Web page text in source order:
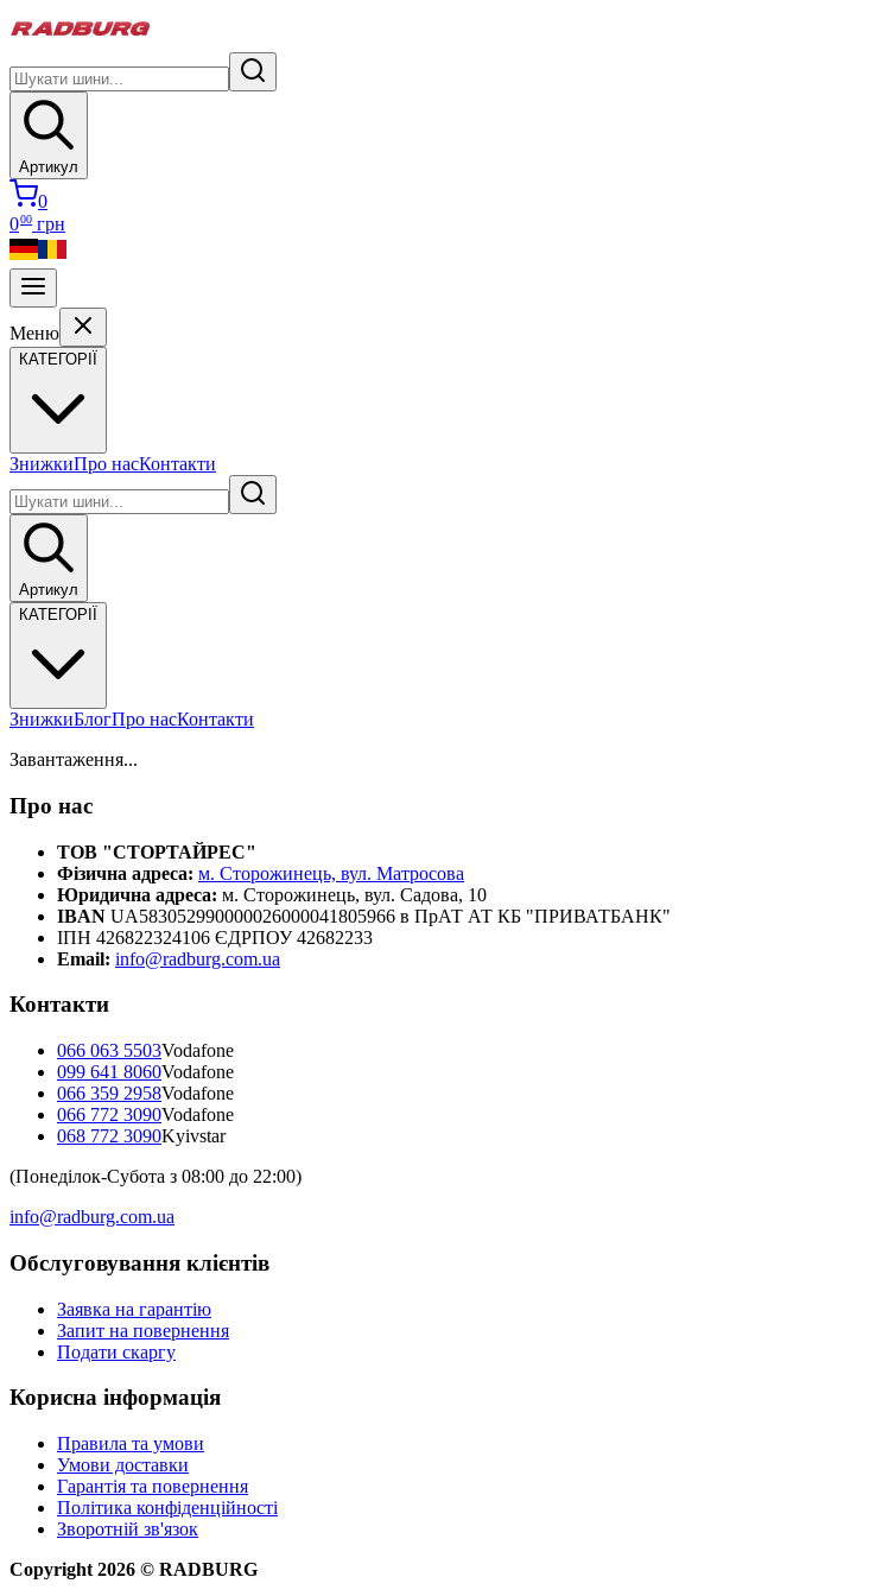
Артикул
0
000 грн
Меню
КАТЕГОРІЇ
ЗнижкиПро насКонтакти
Артикул
КАТЕГОРІЇ
ЗнижкиБлогПро насКонтакти
Завантаження...
Про нас
ТОВ "СТОРТАЙРЕС"
Фізична адреса: м. Сторожинець, вул. Матросова
Юридична адреса: м. Сторожинець, вул. Садова, 10
IBAN UA583052990000026000041805966 в ПрАТ АТ КБ "ПРИВАТБАНК"
ІПН 426822324106 ЄДРПОУ 42682233
Email: info@radburg.com.ua
Контакти
066 063 5503Vodafone
099 641 8060Vodafone
066 359 2958Vodafone
066 772 3090Vodafone
068 772 3090Kyivstar
(Понеділок-Субота з 08:00 до 22:00)
info@radburg.com.ua
Обслуговування клієнтів
Заявка на гарантію
Запит на повернення
Подати скаргу
Корисна інформація
Правила та умови
Умови доставки
Гарантія та повернення
Політика конфіденційності
Зворотній зв'язок
Copyright 2026 © RADBURG